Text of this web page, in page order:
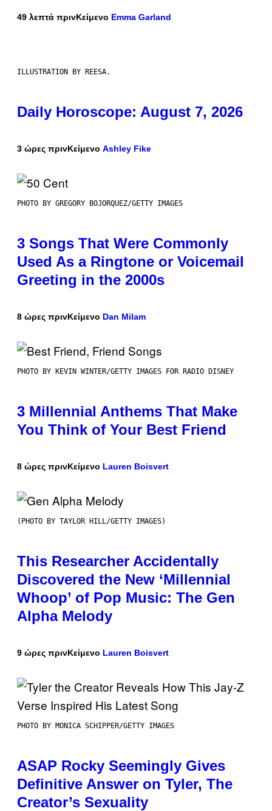
49 λεπτά πρινΚείμενο Emma Garland
ILLUSTRATION BY REESA.
Daily Horoscope: August 7, 2026
3 ώρες πρινΚείμενο Ashley Fike
PHOTO BY GREGORY BOJORQUEZ/GETTY IMAGES
3 Songs That Were Commonly
Used As a Ringtone or Voicemail
Greeting in the 2000s
8 ώρες πρινΚείμενο Dan Milam
PHOTO BY KEVIN WINTER/GETTY IMAGES FOR RADIO DISNEY
3 Millennial Anthems That Make
You Think of Your Best Friend
8 ώρες πρινΚείμενο Lauren Boisvert
(PHOTO BY TAYLOR HILL/GETTY IMAGES)
This Researcher Accidentally
Discovered the New ‘Millennial
Whoop’ of Pop Music: The Gen
Alpha Melody
9 ώρες πρινΚείμενο Lauren Boisvert
PHOTO BY MONICA SCHIPPER/GETTY IMAGES
ASAP Rocky Seemingly Gives
Definitive Answer on Tyler, The
Creator’s Sexuality